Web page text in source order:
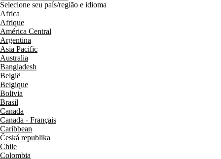
Selecione seu país/região e idioma
Africa
Afrique
América Central
Argentina
Asia Pacific
Australia
Bangladesh
België
Belgique
Bolivia
Brasil
Canada
Canada - Français
Caribbean
Česká republika
Chile
Colombia